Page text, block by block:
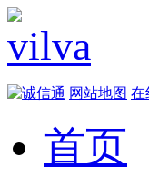
网站地图 在
首页